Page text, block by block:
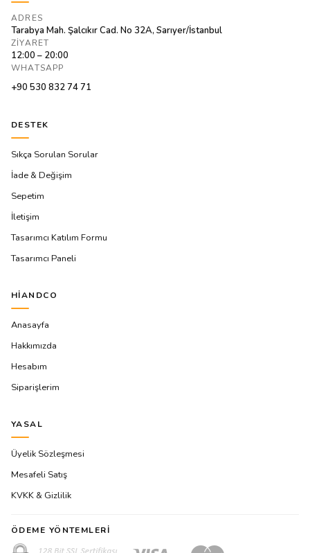
ADRES
Tarabya Mah. Şalcıkır Cad. No 32A, Sarıyer/İstanbul
ZIYARET
12:00 – 20:00
WHATSAPP
+90 530 832 74 71
DESTEK
Sıkça Sorulan Sorular
İade & Değişim
Sepetim
İletişim
Tasarımcı Katılım Formu
Tasarımcı Paneli
HIANDCO
Anasayfa
Hakkımızda
Hesabım
Siparişlerim
YASAL
Üyelik Sözleşmesi
Mesafeli Satış
KVKK & Gizlilik
ÖDEME YÖNTEMLERI